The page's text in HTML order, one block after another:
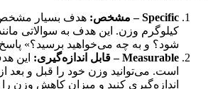
Specific– مشخص:
کیلوگرم وزن. این هدف به سوالاتی مانند
شود؟ و به چه می‌خواهید برسید؟» پاسخ
Measurable– قابل اندازه‌گیری:این هدف
است. می‌توانید وزن خود را قبل و بعد از
اندازه‌گیری کنید و میزان کاهش وزن را